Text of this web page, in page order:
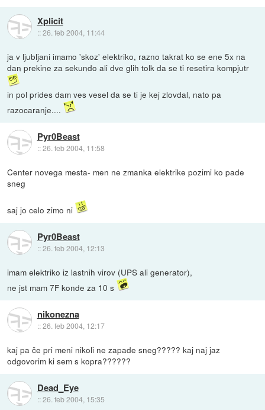
Xplicit
::26. feb 2004, 11:44
ja v ljubljani imamo 'skoz' elektriko, razno takrat ko se ene 5x na
dan prekine za sekundo ali dve glih tolk da se ti resetira kompjutr
in pol prides dam ves vesel da se ti je kej zlovdal, nato pa
razocaranje....
Pyr0Beast
::26. feb 2004, 11:58
Center novega mesta- men ne zmanka elektrike pozimi ko pade
sneg
saj jo celo zimo ni
Pyr0Beast
::26. feb 2004, 12:13
imam elektriko iz lastnih virov (UPS ali generator),
ne jst mam 7F konde za 10 s
nikonezna
::26. feb 2004, 12:17
kaj pa če pri meni nikoli ne zapade sneg????? kaj naj jaz
odgovorim ki sem s kopra??????
Dead_Eye
::26. feb 2004, 15:35